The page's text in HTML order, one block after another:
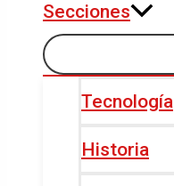
Secciones
Tecnología
Historia